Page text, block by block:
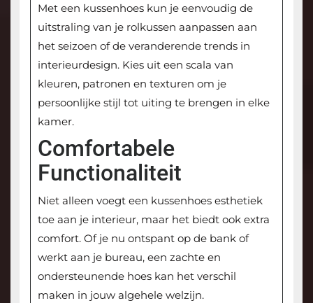
Met een kussenhoes kun je eenvoudig de
uitstraling van je rolkussen aanpassen aan
het seizoen of de veranderende trends in
interieurdesign. Kies uit een scala van
kleuren, patronen en texturen om je
persoonlijke stijl tot uiting te brengen in elke
kamer.
Comfortabele
Functionaliteit
Niet alleen voegt een kussenhoes esthetiek
toe aan je interieur, maar het biedt ook extra
comfort. Of je nu ontspant op de bank of
werkt aan je bureau, een zachte en
ondersteunende hoes kan het verschil
maken in jouw algehele welzijn.